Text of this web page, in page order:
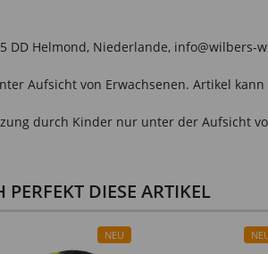
DD Helmond, Niederlande, info@wilbers-
Aufsicht von Erwachsenen. Artikel
durch Kinder nur unter der Aufsicht
DIESE ARTIKEL
NEU